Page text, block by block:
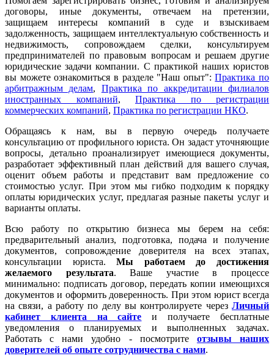
договоры, иные документы, отвечаем на претензии,
защищаем интересы компаний в суде и взыскиваем
задолженность, защищаем интеллектуальную собственность и
недвижимость, сопровождаем сделки, консультируем
предпринимателей по правовым вопросам и решаем другие
юридические задачи компании. С практикой наших юристов
вы можете ознакомиться в разделе "Наш опыт":Практика по
арбитражным делам, Практика по аккредитации филиалов
иностранных компаний, Практика по регистрации
коммерческих компаний, Практика по регистрации НКО.
Обращаясь к нам, вы в первую очередь получаете
консультацию от профильного юриста. Он задаст уточняющие
вопросы, детально проанализирует имеющиеся документы,
разработает эффективный план действий для вашего случая,
оценит объем работы и представит вам предложение со
стоимостью услуг. При этом мы гибко подходим к порядку
оплаты юридических услуг, предлагая разные пакеты услуг и
варианты оплаты.
Всю работу по открытию бизнеса мы берем на себя:
предварительный анализ, подготовка, подача и получение
документов, сопровождение доверителя на всех этапах,
консультации юриста.Мы работаем
до достижения
желаемого результата. Ваше участие в процессе
минимально: подписать договор, передать копии имеющихся
документов и оформить доверенность. При этом юрист всегда
на связи, а работу по делу вы контролируете через Личный
кабинет клиента на сайте и получаете бесплатные
уведомления о планируемых и выполненных задачах.
Работать с нами удобно - посмотрите отзывы наших
доверителей об опыте сотрудничества с нами.